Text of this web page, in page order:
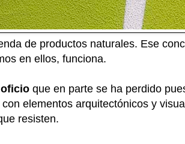
de productos naturales. Ese
en ellos, funciona.
que en parte se ha perdido
elementos arquitectónicos y
resisten.